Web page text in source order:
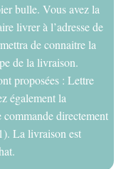
bulle. Vous avez la
livrer à l’adresse de
de connaitre la
de la livraison.
proposées : Lettre
également la
directement
La livraison est